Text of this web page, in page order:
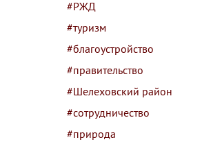
#РЖД
#туризм
#благоустройство
#правительство
#Шелеховский район
#сотрудничество
#природа